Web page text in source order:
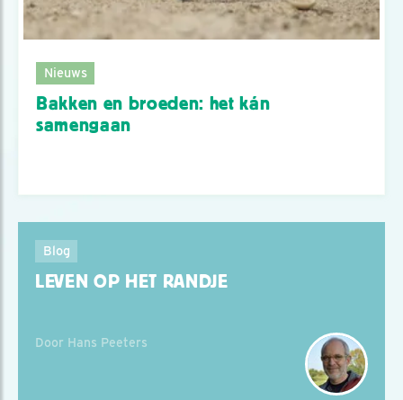
Nieuws
Bakken en broeden: het kán
samengaan
Blog
LEVEN OP HET RANDJE
Door Hans Peeters